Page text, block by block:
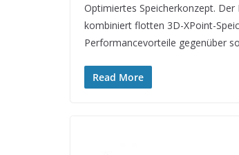
Optimiertes Speicherkonzept.
kombiniert flotten 3D-XPoint-
Performancevorteile gegenüber
Read More